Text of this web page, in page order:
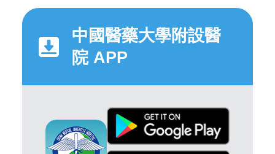
中國醫藥大學附設醫
院 APP